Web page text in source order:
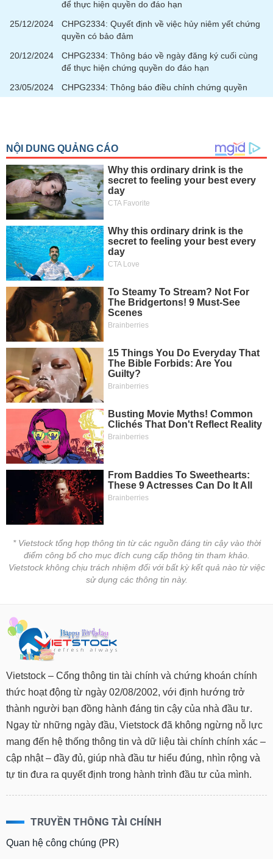
để thực hiện quyền do đáo hạn
25/12/2024
CHPG2334: Quyết định về việc hủy niêm yết chứng
quyền có bảo đảm
20/12/2024
CHPG2334: Thông báo về ngày đăng ký cuối cùng
để thực hiện chứng quyền do đáo hạn
23/05/2024
CHPG2334: Thông báo điều chỉnh chứng quyền
* Vietstock tổng hợp thông tin từ các nguồn đáng tin cậy vào thời
điểm công bố cho mục đích cung cấp thông tin tham khảo.
Vietstock không chịu trách nhiệm đối với bất kỳ kết quả nào từ việc
sử dụng các thông tin này.
Vietstock – Cổng thông tin tài chính và chứng khoán chính
thức hoạt động từ ngày 02/08/2002, với định hướng trở
thành người bạn đồng hành đáng tin cậy của nhà đầu tư.
Ngay từ những ngày đầu, Vietstock đã không ngừng nỗ lực
mang đến hệ thống thông tin và dữ liệu tài chính chính xác –
cập nhật – đầy đủ, giúp nhà đầu tư hiểu đúng, nhìn rộng và
tự tin đưa ra quyết định trong hành trình đầu tư của mình.
TRUYỀN THÔNG TÀI CHÍNH
Quan hệ công chúng (PR)